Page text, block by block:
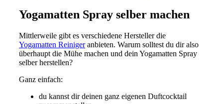
Yogamatten Spray selber machen
Mittlerweile gibt es verschiedene Hersteller die
Yogamatten Reinigeranbieten. Warum solltest du dir also
überhaupt die Mühe machen und dein Yogamatten Spray
selber herstellen?
Ganz einfach:
du kannst dir deinen ganz eigenen Duftcocktail